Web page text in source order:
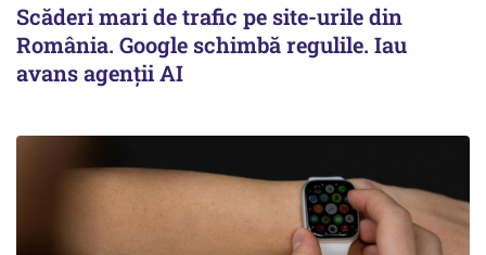
Scăderi mari de trafic pe site-urile din
România. Google schimbă regulile. Iau
avans agenții AI